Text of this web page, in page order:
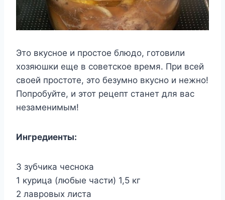
Это вкусное и простое блюдо, готовили
хозяюшки еще в советское время. При всей
своей простоте, это безумно вкусно и нежно!
Попробуйте, и этот рецепт станет для вас
незаменимым!
Ингредиенты:
3 зубчика чеснока
1 курица (любые части) 1,5 кг
2 лавровых листа